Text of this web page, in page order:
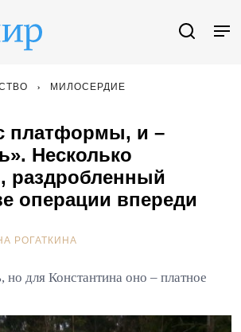
МИЛОСЕРДИЕ
платформы, и –
Несколько
раздробленный
операции впереди
РОГАТКИНА
но для Константина оно – платное